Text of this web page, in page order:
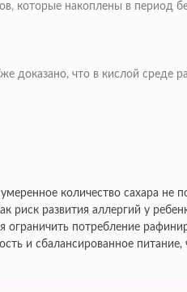
которые накоплены в период
доказано, что в кислой среде
количество сахара не
развития аллергий у
потребление
и сбалансированное питание,